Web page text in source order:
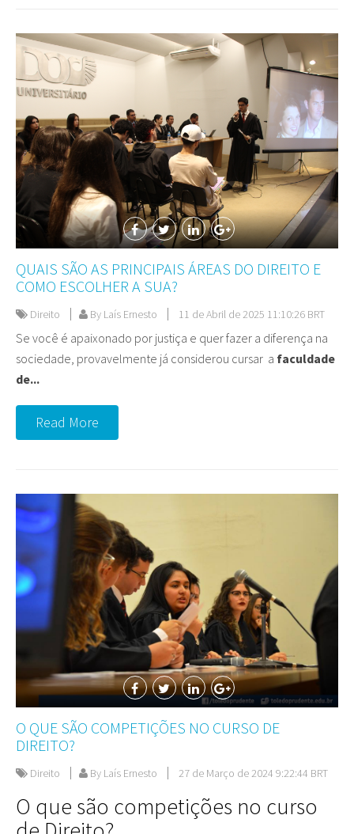
QUAIS SÃO AS PRINCIPAIS ÁREAS DO DIREITO E
COMO ESCOLHER A SUA?
Direito By Laís Ernesto 11 de Abril de 2025 11:10:26 BRT
Se você é apaixonado por justiça e quer fazer a diferença na
sociedade, provavelmente já considerou cursar a faculdade
de...
Read More
O QUE SÃO COMPETIÇÕES NO CURSO DE
DIREITO?
Direito By Laís Ernesto 27 de Março de 2024 9:22:44 BRT
O que são competições no curso